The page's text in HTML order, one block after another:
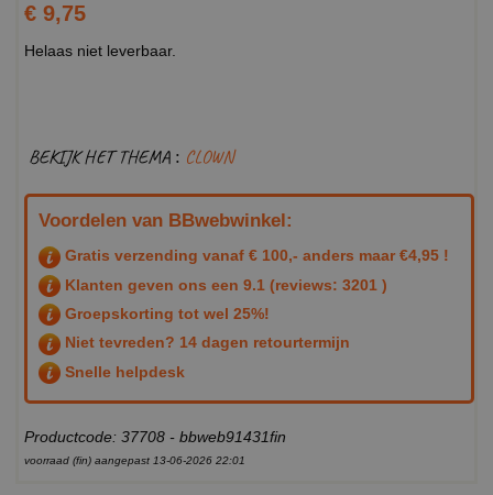
€ 9,75
Helaas niet leverbaar.
BEKIJK HET THEMA : CLOWN
Voordelen van BBwebwinkel:
Gratis verzending vanaf € 100,- anders maar €4,95 !
Klanten geven ons een 9.1 (reviews: 3201 )
Groepskorting tot wel 25%!
Niet tevreden? 14 dagen retourtermijn
Snelle helpdesk
Productcode: 37708 - bbweb91431fin
voorraad (fin) aangepast 13-06-2026 22:01